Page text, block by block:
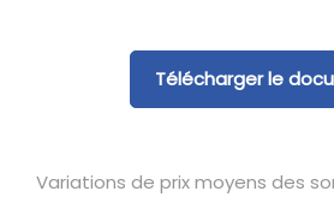
Télécharger le
Variations de prix moyens des